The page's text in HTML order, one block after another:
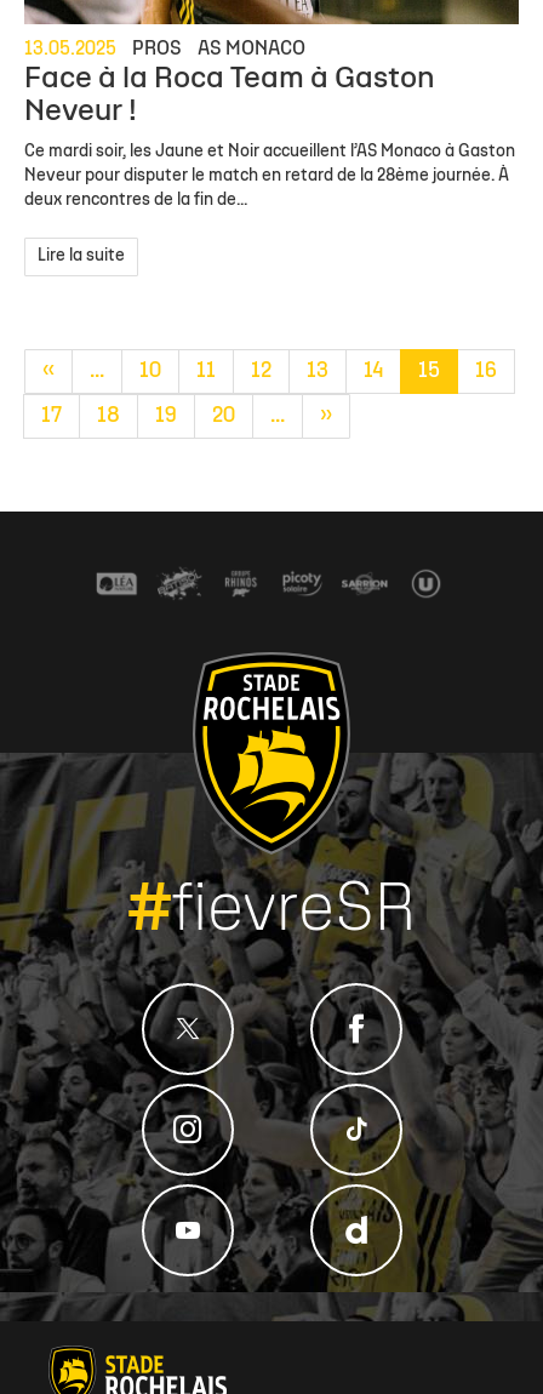
13.05.2025 PROS AS MONACO
Face à la Roca Team à Gaston
Neveur !
Ce mardi soir, les Jaune et Noir accueillent l’AS Monaco à Gaston
Neveur pour disputer le match en retard de la 28ème journée. À
deux rencontres de la fin de...
Lire la suite
« ... 10 11 12 13 14 15 16
17 18 19 20 ... »
#fievreSR